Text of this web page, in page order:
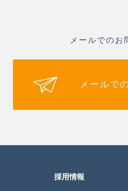
メールでのお
メールで
採用情報